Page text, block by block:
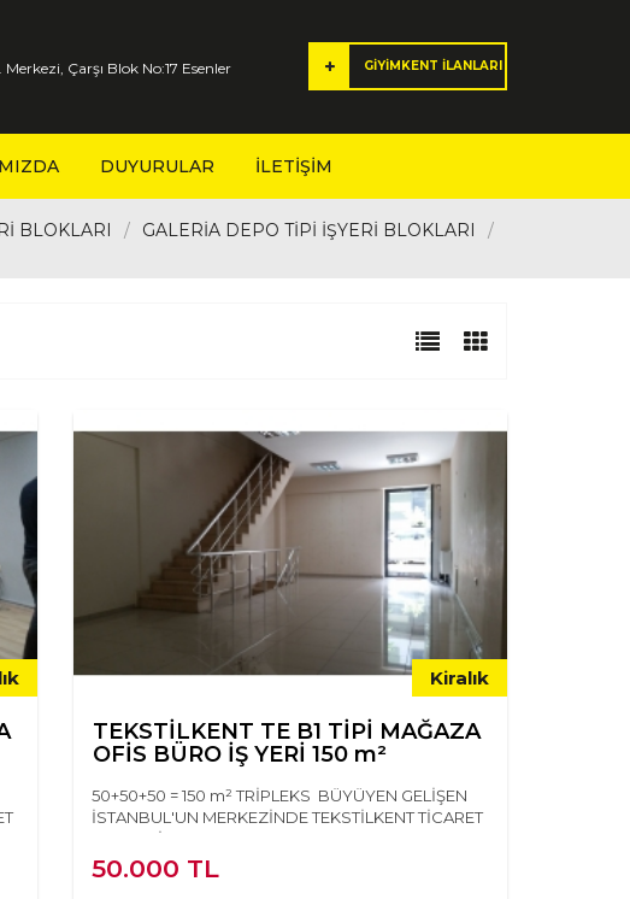
Çarşı Blok No:17 Esenler GİYİMKENT İLANLARI
DUYURULAR İLETIŞIM
BLOKLARI
GALERİA DEPO TİPİ İŞYERİ BLOKLARI
Kiralık
TEKSTİLKENT TE B1 TİPİ MAĞAZA
OFİS BÜRO İŞ YERİ 150 m²
50+50+50 = 150 m² TRİPLEKS BÜYÜYEN GELİŞEN
İSTANBUL'UN MERKEZİNDE TEKSTİLKENT TİCARET
MERKEZİNDE KULLANIMA H...
50.000 TL